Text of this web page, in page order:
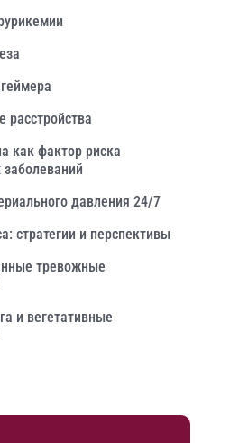
расстройства
как фактор риска
давления 24/7
стратегии и перспективы
тревожные
и вегетативные